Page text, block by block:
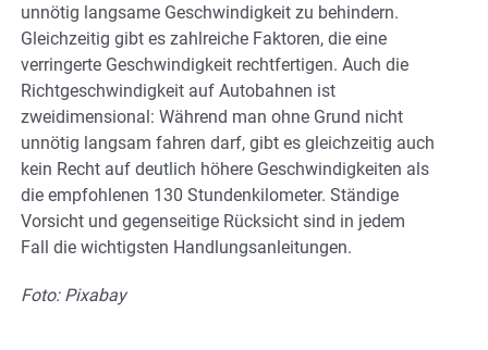
unnötig langsame Geschwindigkeit zu behindern.
Gleichzeitig gibt es zahlreiche Faktoren, die eine
verringerte Geschwindigkeit rechtfertigen. Auch die
Richtgeschwindigkeit auf Autobahnen ist
zweidimensional: Während man ohne Grund nicht
unnötig langsam fahren darf, gibt es gleichzeitig auch
kein Recht auf deutlich höhere Geschwindigkeiten als
die empfohlenen 130 Stundenkilometer. Ständige
Vorsicht und gegenseitige Rücksicht sind in jedem
Fall die wichtigsten Handlungsanleitungen.
Foto: Pixabay